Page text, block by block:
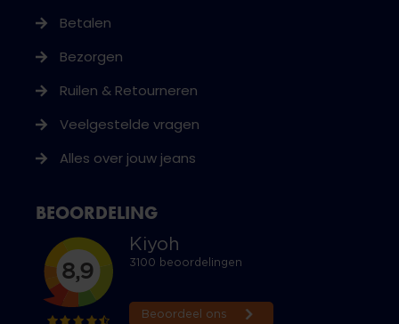
Betalen
Bezorgen
Ruilen & Retourneren
Veelgestelde vragen
Alles over jouw jeans
BEOORDELING